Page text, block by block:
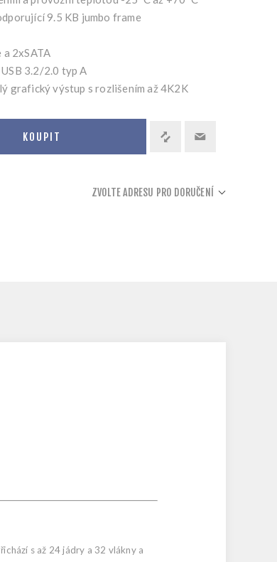
9.5 KB jumbo frame
2xSATA
3.2/2.0 typ A
grafický výstup s rozlišením až 4K2K
KOUPIT
ZVOLTE ADRESU PRO DORUČENÍ
s až 24 jádry a 32 vlákny a